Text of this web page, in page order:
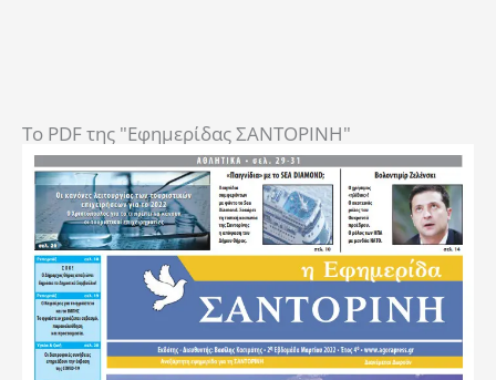
To PDF της "Εφημερίδας ΣΑΝΤΟΡΙΝΗ"